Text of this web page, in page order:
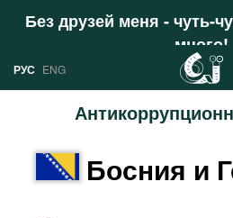
Без друзей меня - чуть-
много!
РУС ENG
РУС
Новости
Аналитика
Босния и